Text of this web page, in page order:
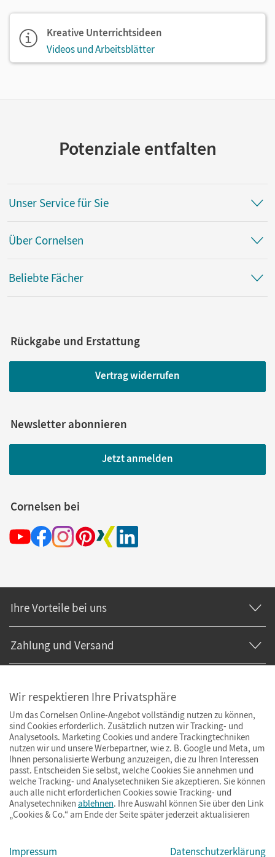
Kreative Unterrichtsideen
Videos und Arbeitsblätter
Potenziale entfalten
Unser Service für Sie
Über Cornelsen
Beliebte Fächer
Rückgabe und Erstattung
Vertrag widerrufen
Newsletter abonnieren
Jetzt anmelden
Cornelsen bei
Ihre Vorteile bei uns
Zahlung und Versand
© Cornelsen Verlag 2026
ImpressumAGBDatenschutzBarrierefreiheitCookies & Co.
Wir respektieren Ihre Privatsphäre
Um das Cornelsen Online-Angebot vollständig nutzen zu können,
sind Cookies erforderlich. Zusätzlich nutzen wir Tracking- und
Analysetools. Marketing Cookies und andere Trackingtechniken
nutzen wir und unsere Werbepartner, wie z. B. Google und Meta, um
Ihnen personalisierte Werbung anzuzeigen, die zu Ihren Interessen
passt. Entscheiden Sie selbst, welche Cookies Sie annehmen und
welche Tracking- und Analysetechniken Sie akzeptieren. Sie können
auch alle nicht erforderlichen Cookies sowie Tracking- und
Analysetechniken ablehnen. Ihre Auswahl können Sie über den Link
„Cookies & Co.“ am Ende der Seite später jederzeit aktualisieren
Impressum Datenschutzerklärung